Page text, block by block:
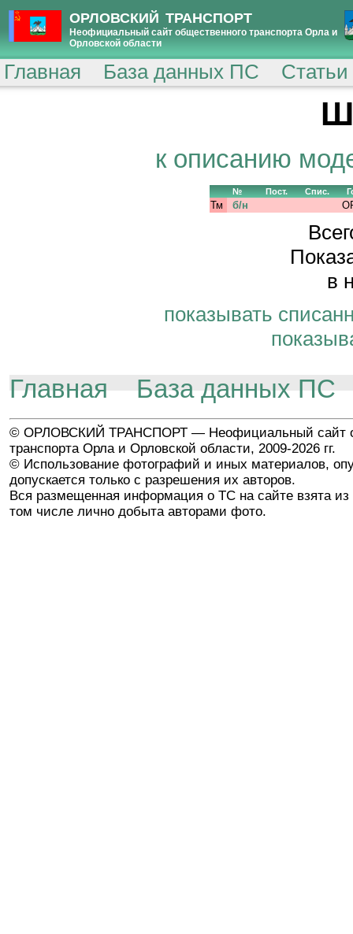
ОРЛОВСКИЙ ТРАНСПОРТ
Неофициальный сайт общественного транспорта Орла и
Орловской области
Главная База данных ПС
к описанию
№ Пост. Спис.
Тм б/н
в
показывать
Главная База данных ПС
© ОРЛОВСКИЙ ТРАНСПОРТ — Неофициальный сайт
транспорта Орла и Орловской области, 2009-2026 гг.
© Использование фотографий и иных материалов,
допускается только с разрешения их авторов.
Вся размещенная информация о ТС на сайте взята из
том числе лично добыта авторами фото.